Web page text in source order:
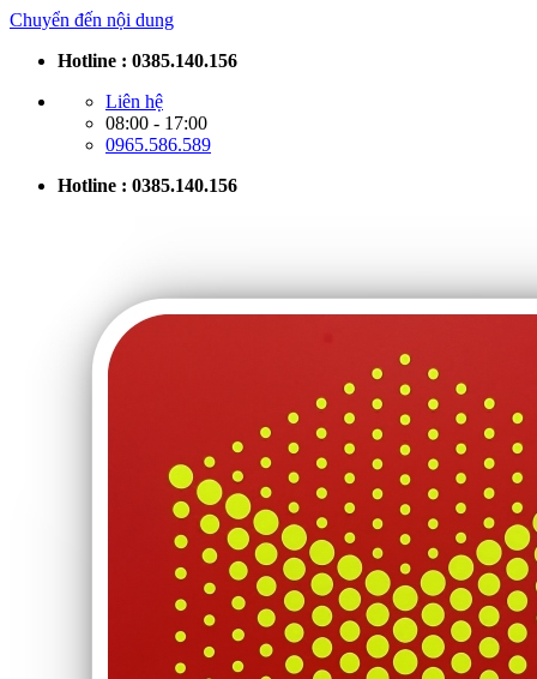
Chuyển đến nội dung
Hotline : 0385.140.156
Liên hệ
08:00 - 17:00
0965.586.589
Hotline : 0385.140.156